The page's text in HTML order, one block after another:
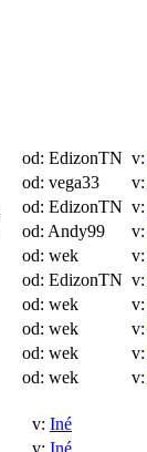
od: EdizonTN v:
od: vega33 v:
od: EdizonTN v:
od: Andy99 v:
od: wek v:
od: EdizonTN v:
od: wek v:
od: wek v:
od: wek v:
od: wek v:
v: Iné
v: Iné